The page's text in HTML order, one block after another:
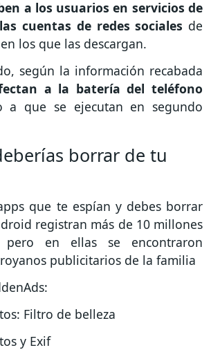
a los usuarios en servicios de
cuentas de redes sociales de
los que las descargan.
según la información recabada
a la batería del teléfono
a que se ejecutan en segundo
borrar de tu
que te espían y debes borrar
registran más de 10 millones
pero en ellas se encontraron
publicitarios de la familia
Filtro de belleza
y Exif